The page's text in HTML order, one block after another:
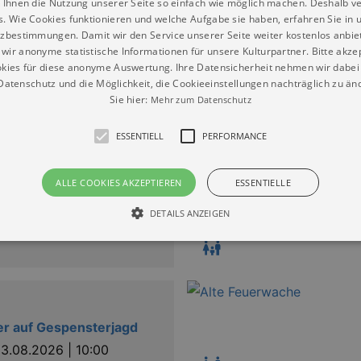
Puppentheater Dresden“
09.08.2026 | 10:00
IN DRESDEN &
auf Gespensterjagd
| 10:00
die Nutzung unserer Seite so einfach wie möglich machen. Deshalb
Wie Cookies funktionieren und welche Aufgabe sie haben, erfahren Sie in
Damit wir den Service unserer Seite weiter kostenlos
anonyme statistische Informationen für unsere Kulturpartner. Bitte
für diese anonyme Auswertung. Ihre Datensicherheit nehmen wir
und die Möglichkeit, die Cookieeinstellungen nachträglich zu
Sie hier: Mehr zum Datenschutz
ESSENTIELL PERFORMANCE
ALLE COOKIES AKZEPTIEREN ESSENTIELLE
DETAILS ANZEIGEN
grundlegenden Funktionen unserer Webseite gebraucht. Zum Beispiel für das Login
/ Domain
ab